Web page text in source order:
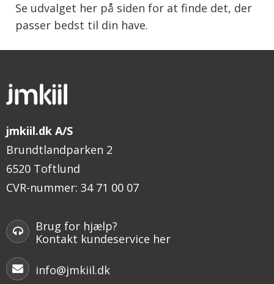
Se udvalget her på siden for at finde det, der
passer bedst til din have.
jmkiil.dk A/S
Brundtlandparken 2
6520 Toftlund
CVR-nummer: 34 71 00 07
Brug for hjælp?
Kontakt kundeservice her
info@jmkiil.dk